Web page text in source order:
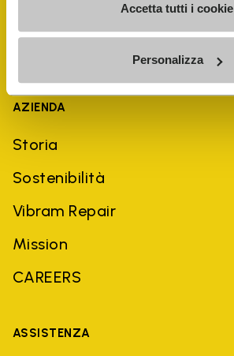
Accetta tutti i cookie
Personalizza
AZIENDA
Storia
Sostenibilità
Vibram Repair
Mission
CAREERS
ASSISTENZA